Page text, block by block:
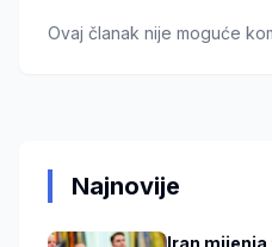
Ovaj članak nije moguće
Najnovije